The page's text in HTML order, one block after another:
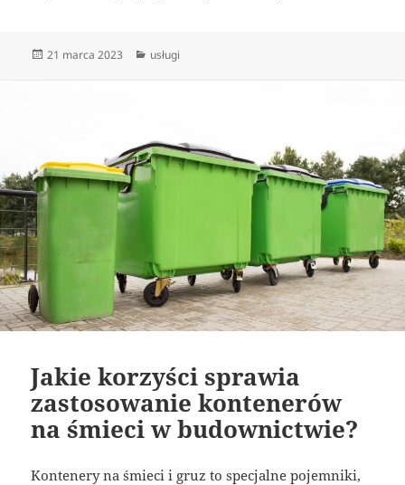
Data
21 marca 2023 Kategorie
usługi
Jakie korzyści sprawia
zastosowanie kontenerów
na śmieci w budownictwie?
Kontenery na śmieci i gruz to specjalne pojemniki,